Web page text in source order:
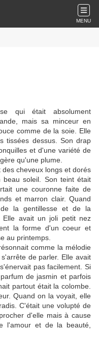
MENU
qui était absolument
mais sa minceur en
comme de la soie. Elle
tissées dessus. Son drap
et d'une variété de
qu'une plume.
cheveux longs et dorés
soleil. Son teint était
une couronne faite de
et marron clair. Quand
la gentillesse et de la
Elle avait un joli petit nez
la forme d'un coeur et
au printemps.
comme la mélodie
de parler. Elle avait
pas facilement. Si
de jasmin et parfois
partout était la colombe.
Quand on la voyait, elle
C'était une volupté de
d'elle mais à cause
l'amour et de la beauté,